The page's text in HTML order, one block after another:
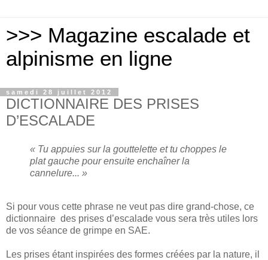
>>> Magazine escalade et
alpinisme en ligne
samedi 28 juillet 2012
DICTIONNAIRE DES PRISES
D’ESCALADE
« Tu appuies sur la gouttelette et tu choppes le
plat gauche pour ensuite enchaîner la
cannelure... »
Si pour vous cette phrase ne veut pas dire grand-chose, ce
dictionnaire des prises d’escalade vous sera très utiles lors
de vos séance de grimpe en SAE.
Les prises étant inspirées des formes créées par la nature, il